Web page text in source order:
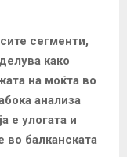
сегменти,
како
на моќта во
анализа
е улогата и
во балканската